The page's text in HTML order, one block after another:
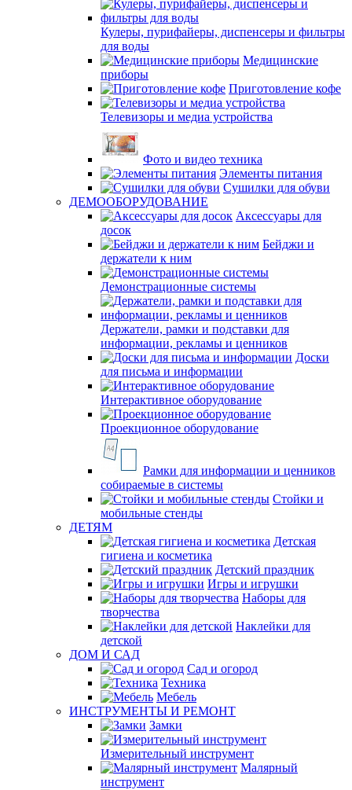
Кулеры, пурифайеры, диспенсеры и фильтры
для воды
Медицинские
приборы
Приготовление кофе
Телевизоры и медиа устройства
Фото и видео техника
Элементы питания
Сушилки для обуви
ДЕМООБОРУДОВАНИЕ
Аксессуары для
досок
Бейджи и
держатели к ним
Демонстрационные системы
Держатели, рамки и подставки для
информации, рекламы и ценников
Доски
для письма и информации
Интерактивное оборудование
Проекционное оборудование
Рамки для информации и ценников
собираемые в системы
Стойки и
мобильные стенды
ДЕТЯМ
Детская
гигиена и косметика
Детский праздник
Игры и игрушки
Наборы для
творчества
Наклейки для
детской
ДОМ И САД
Сад и огород
Техника
Мебель
ИНСТРУМЕНТЫ И РЕМОНТ
Замки
Измерительный инструмент
Малярный
инструмент